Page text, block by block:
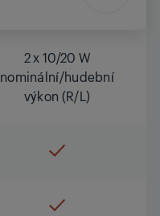
2 x 10/20 W
nominální/hudební
výkon (R/L)